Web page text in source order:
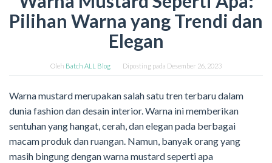
Pilihan Warna yang Trendi dan
Elegan
Oleh Batch ALL Blog Diposting pada Desember 26, 2023
Warna mustard merupakan salah satu tren terbaru dalam
dunia fashion dan desain interior. Warna ini memberikan
sentuhan yang hangat, cerah, dan elegan pada berbagai
macam produk dan ruangan. Namun, banyak orang yang
masih bingung dengan warna mustard seperti apa